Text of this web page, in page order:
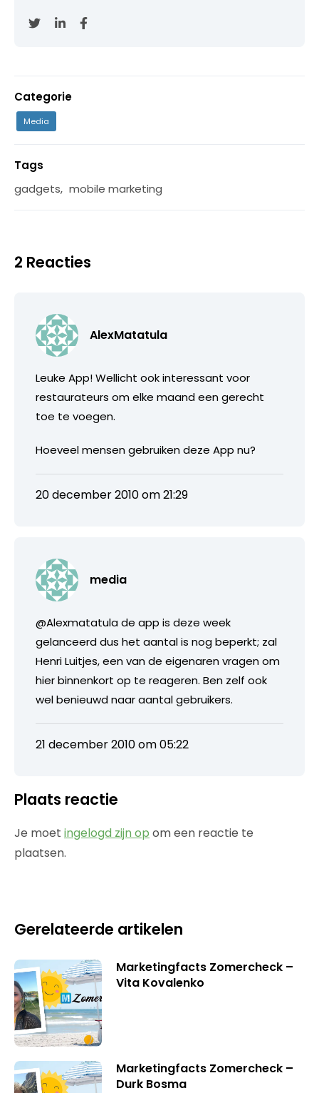
Categorie
Media
Tags
gadgets, mobile marketing
2 Reacties
AlexMatatula
Leuke App! Wellicht ook interessant voor
restaurateurs om elke maand een gerecht
toe te voegen.
Hoeveel mensen gebruiken deze App nu?
20 december 2010 om 21:29
media
@Alexmatatula de app is deze week
gelanceerd dus het aantal is nog beperkt; zal
Henri Luitjes, een van de eigenaren vragen om
hier binnenkort op te reageren. Ben zelf ook
wel benieuwd naar aantal gebruikers.
21 december 2010 om 05:22
Plaats reactie
Je moet ingelogd zijn op om een reactie te
plaatsen.
Gerelateerde artikelen
Marketingfacts Zomercheck –
Vita Kovalenko
Marketingfacts Zomercheck –
Durk Bosma